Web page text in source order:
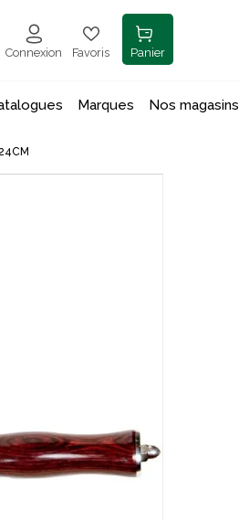
Connexion Favoris Panier
Marques Nos magasins